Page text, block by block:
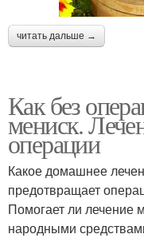
читать дальше →
Как без
мениск.
операции
Какое домашнее
предотвращает
Помогает ли лечение
народными